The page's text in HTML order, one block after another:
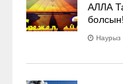
АЛЛА
болсын!
Наурыз